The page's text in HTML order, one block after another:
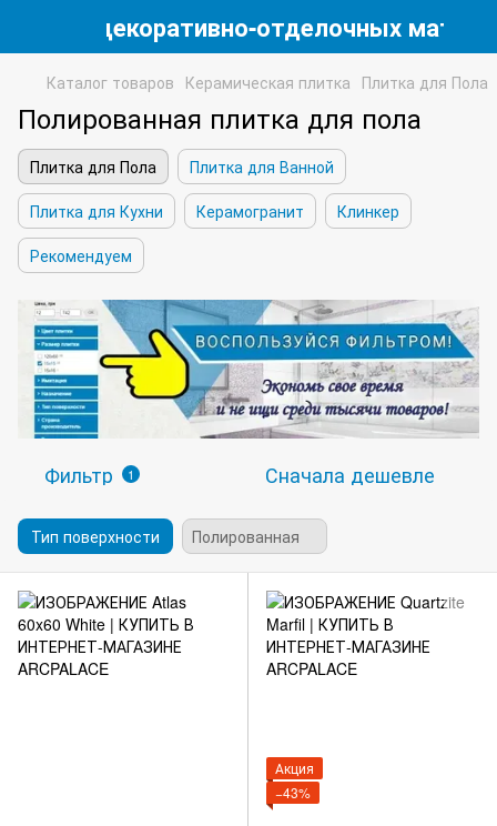
декоративно-отделочных
Каталог товаров Керамическая плитка Плитка для Пола
Полированная плитка для пола
Плитка для Пола
Плитка для Ванной
Плитка для Кухни
Керамогранит
Клинкер
Рекомендуем
Фильтр 1 Сначала дешевле
Тип поверхности Полированная
Акция
−43%